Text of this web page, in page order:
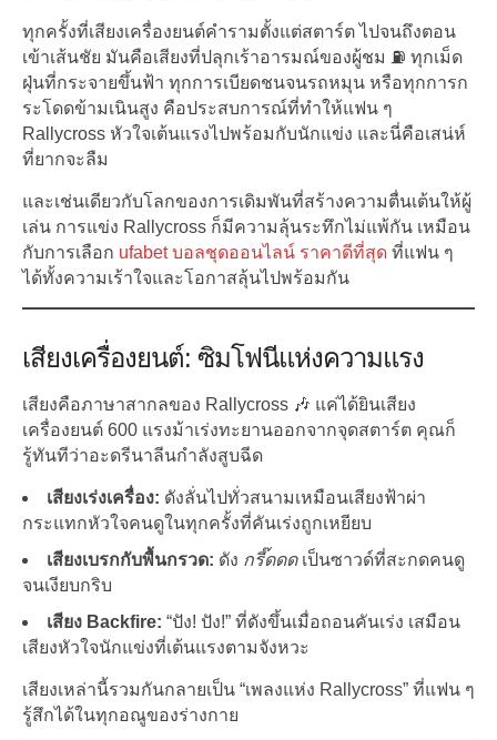
ทุกครั้งที่เสียงเครื่องยนต์คำรามตั้งแต่สตาร์ต ไปจนถึงตอน
เข้าเส้นชัย มันคือเสียงที่ปลุกเร้าอารมณ์ของผู้ชม ⛽ ทุกเม็ด
ฝุ่นที่กระจายขึ้นฟ้า ทุกการเบียดชนจนรถหมุน หรือทุกการก
ระโดดข้ามเนินสูง คือประสบการณ์ที่ทำให้แฟน ๆ
Rallycross หัวใจเต้นแรงไปพร้อมกับนักแข่ง และนี่คือเสน่ห์
ที่ยากจะลืม
และเช่นเดียวกับโลกของการเดิมพันที่สร้างความตื่นเต้นให้ผู้
เล่น การแข่ง Rallycross ก็มีความลุ้นระทึกไม่แพ้กัน เหมือน
กับการเลือก ufabet บอลชุดออนไลน์ ราคาดีที่สุด ที่แฟน ๆ
ได้ทั้งความเร้าใจและโอกาสลุ้นไปพร้อมกัน
เสียงเครื่องยนต์: ซิมโฟนีแห่งความแรง
เสียงคือภาษาสากลของ Rallycross 🎶 แค่ได้ยินเสียง
เครื่องยนต์ 600 แรงม้าเร่งทะยานออกจากจุดสตาร์ต คุณก็
รู้ทันทีว่าอะดรีนาลีนกำลังสูบฉีด
เสียงเร่งเครื่อง: ดังลั่นไปทั่วสนามเหมือนเสียงฟ้าผ่า
กระแทกหัวใจคนดูในทุกครั้งที่คันเร่งถูกเหยียบ
เสียงเบรกกับพื้นกรวด: ดัง กรี๊ดดดเป็นซาวด์ที่สะกดคนดู
จนเงียบกริบ
เสียง Backfire: “ปัง! ปัง!” ที่ดังขึ้นเมื่อถอนคันเร่ง เสมือน
เสียงหัวใจนักแข่งที่เต้นแรงตามจังหวะ
เสียงเหล่านี้รวมกันกลายเป็น “เพลงแห่ง Rallycross” ที่แฟน ๆ
รู้สึกได้ในทุกอณูของร่างกาย